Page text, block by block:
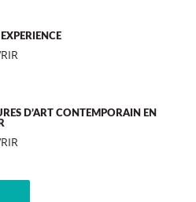
D’ART CONTEMPORAIN EN